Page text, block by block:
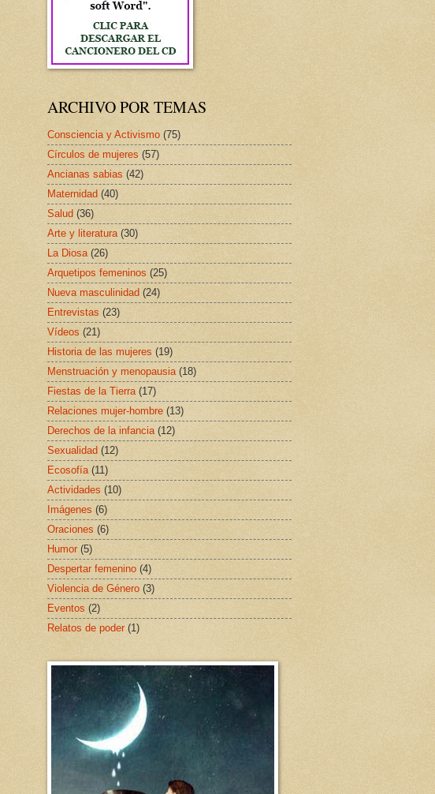
ARCHIVO POR TEMAS
Consciencia y Activismo (75)
Círculos de mujeres (57)
Ancianas sabias (42)
Maternidad (40)
Salud (36)
Arte y literatura (30)
La Diosa (26)
Arquetipos femeninos (25)
Nueva masculinidad (24)
Entrevistas (23)
Vídeos (21)
Historia de las mujeres (19)
Menstruación y menopausia (18)
Fiestas de la Tierra (17)
Relaciones mujer-hombre (13)
Derechos de la infancia (12)
Sexualidad (12)
Ecosofía (11)
Actividades (10)
Imágenes (6)
Oraciones (6)
Humor (5)
Despertar femenino (4)
Violencia de Género (3)
Eventos (2)
Relatos de poder (1)